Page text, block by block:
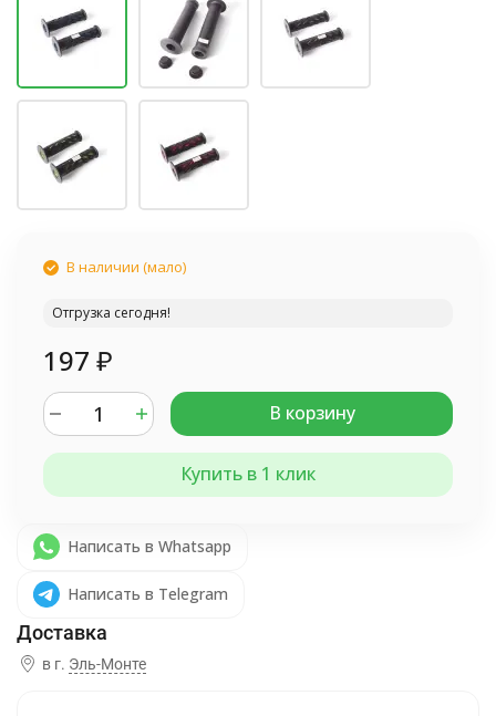
В наличии (мало)
Отгрузка сегодня!
197 ₽
В корзину
Купить в 1 клик
Написать в Whatsapp
Написать в Telegram
в г. Эль-Монте